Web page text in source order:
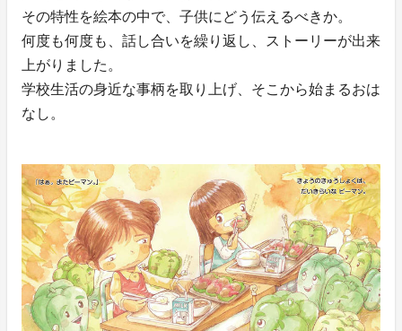
その特性を絵本の中で、子供にどう伝えるべきか。
何度も何度も、話し合いを繰り返し、ストーリーが出来
上がりました。
学校生活の身近な事柄を取り上げ、そこから始まるおは
なし。